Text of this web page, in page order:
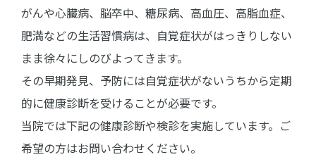
がんや心臓病、脳卒中、糖尿病、高血圧、高脂血症、
肥満などの生活習慣病は、自覚症状がはっきりしない
まま徐々にしのびよってきます。
その早期発見、予防には自覚症状がないうちから定期
的に健康診断を受けることが必要です。
当院では下記の健康診断や検診を実施しています。ご
希望の方はお問い合わせください。